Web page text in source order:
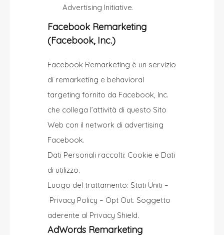
Advertising Initiative.
Facebook Remarketing
(Facebook, Inc.)
Facebook Remarketing è un servizio
di remarketing e behavioral
targeting fornito da Facebook, Inc.
che collega l’attività di questo Sito
Web con il network di advertising
Facebook.
Dati Personali raccolti: Cookie e Dati
di utilizzo.
Luogo del trattamento: Stati Uniti –
Privacy Policy – Opt Out. Soggetto
aderente al Privacy Shield.
AdWords Remarketing